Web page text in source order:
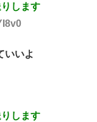
します
いいよ
します